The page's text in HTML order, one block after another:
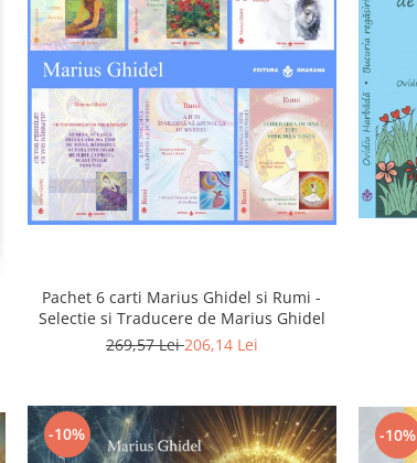
Pachet 6 carti Marius Ghidel si Rumi -
Selectie si Traducere de Marius Ghidel
269,57 Lei206,14 Lei
-10% -10%